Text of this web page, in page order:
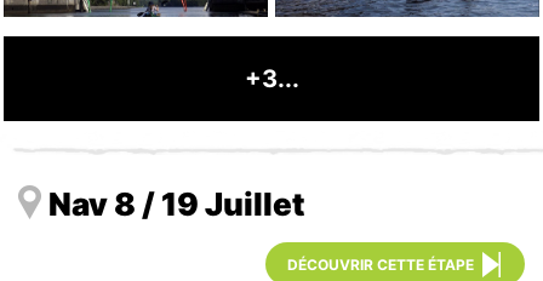
+3...
Nav 8 / 19 Juillet
DÉCOUVRIR CETTE ÉTAPE